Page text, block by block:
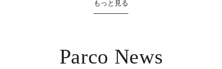
もっと見る
Parco News